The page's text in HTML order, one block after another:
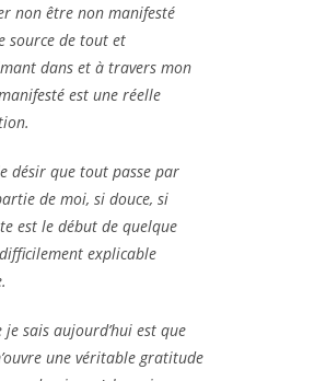
non être non manifesté
source de tout et
dans et à travers mon
est une réelle
désir que tout passe par
de moi, si douce, si
est le début de quelque
explicable
je sais aujourd’hui est que
une véritable gratitude